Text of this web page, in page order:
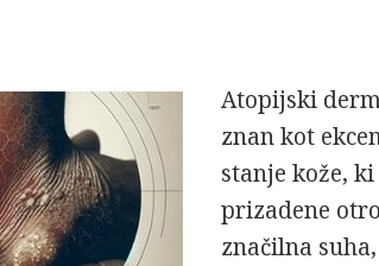
Atopijski
znan kot
stanje kože,
prizadene
značilna